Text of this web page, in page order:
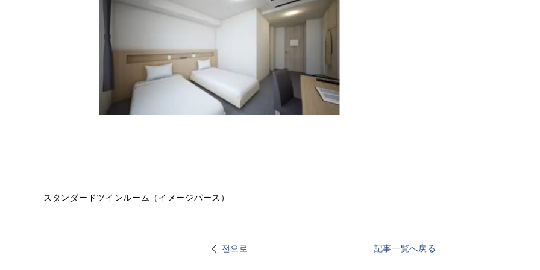
スタンダードツインルーム（イメージパース）
전으로 記事一覧へ戻る